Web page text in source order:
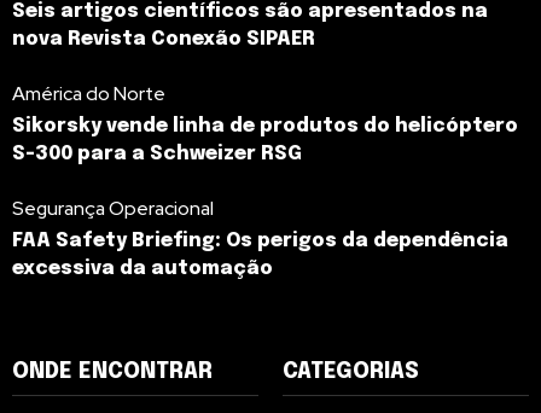
Seis artigos científicos são apresentados na
nova Revista Conexão SIPAER
América do Norte
Sikorsky vende linha de produtos do helicóptero
S-300 para a Schweizer RSG
Segurança Operacional
FAA Safety Briefing: Os perigos da dependência
excessiva da automação
ONDE ENCONTRAR CATEGORIAS